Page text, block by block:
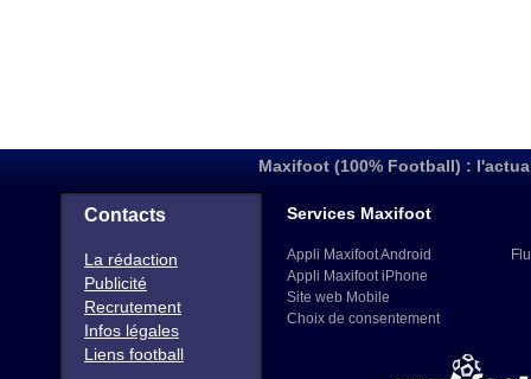
Maxifoot (100% Football) :
Contacts
La rédaction
Publicité
Recrutement
Infos légales
Liens football
Services Maxifoot
Appli Maxifoot Android
Appli Maxifoot iPhone
Site web Mobile
Choix de consentement